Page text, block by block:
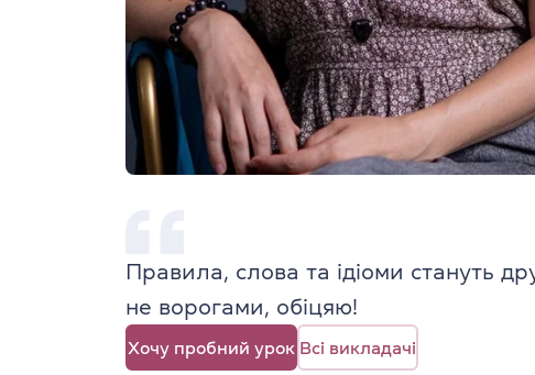
Правила, слова та ідіоми стануть
не ворогами, обіцяю!
Хочу пробний урок Всі викладачі